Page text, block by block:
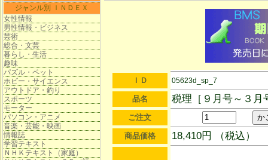
ジャンル別 ＩＮＤＥＸ
女性情報
男性情報・ビジネス
芸術
総合・文芸
暮らし・生活
趣味
パズル・ペット
ホビー・サイエンス
アウトドア・釣り
スポーツ
モーター
パソコン・アニメ
音楽・芸能・映画
情報誌
学習テキスト
ＮＨＫテキスト（家庭）
ＩＤ 05623d_sp_7
品名 税理［９月号～３
ご注文
商品価格 18,410円 （税込）